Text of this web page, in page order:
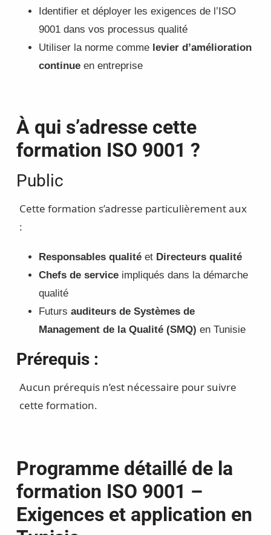
Identifier et déployer les exigences de l’ISO
9001 dans vos processus qualité
Utiliser la norme comme levier d’amélioration
continueen entreprise
À qui s’adresse cette
formation ISO 9001 ?
Public
Cette formation s’adresse particulièrement aux
:
Responsables qualitéet Directeurs qualité
Chefs de serviceimpliqués dans la démarche
qualité
Futurs auditeurs de Systèmes de
Management de la Qualité (SMQ) en Tunisie
Prérequis :
Aucun prérequis n’est nécessaire pour suivre
cette formation.
Programme détaillé de la
formation ISO 9001 –
Exigences et application en